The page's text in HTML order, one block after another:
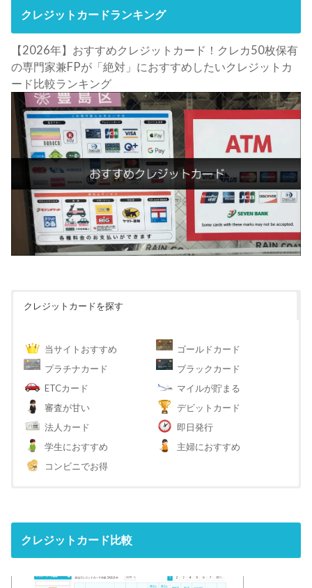
クレジットカードランキング
【2026年】おすすめクレジットカード！クレカ50枚保有
の専門家兼FPが「絶対」におすすめしたいクレジットカ
ード比較ランキング
クレジットカードを探す
当サイトおすすめ
ゴールドカード
プラチナカード
ブラックカード
ETCカード
マイルが貯まる
審査が甘い
デビットカード
法人カード
即日発行
学生におすすめ
主婦におすすめ
コンビニでお得
クレジットカード比較